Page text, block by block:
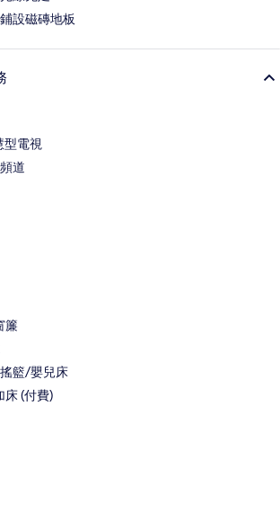
設磁磚地板
型電視
道
簾
籃/嬰兒床
(付費)